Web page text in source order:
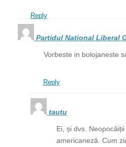
Reply
Partidul National Liberal
Vorbeste in bolojaneste
Reply
tautu
Ei, și dvs.
americaneză. Cum